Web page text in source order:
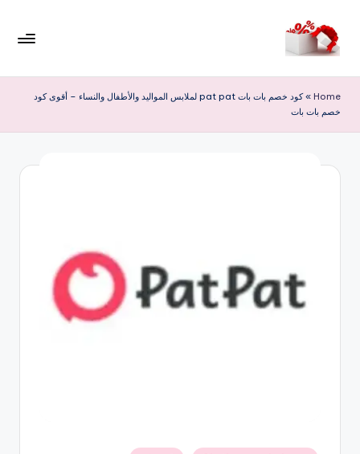
التجاوز
ر
حب
خ
Home
»
كود خصم بات بات pat pat لملابس المواليد والأطفال والنساء – أقوى كود
خصم بات بات